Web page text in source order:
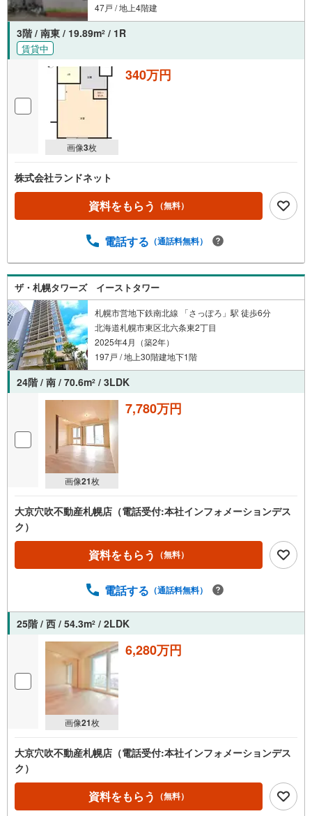
47戸 / 地上4階建
3階 / 南東 / 19.89m2 / 1R
賃貸中
画像3枚
340万円
株式会社ランドネット
資料をもらう （無料）
電話する （通話料無料）
ザ・札幌タワーズ イーストタワー
札幌市営地下鉄南北線 「さっぽろ」駅 徒歩6分
北海道札幌市東区北六条東2丁目
2025年4月（築2年）
197戸 / 地上30階建地下1階
24階 / 南 / 70.6m2 / 3LDK
画像21枚
7,780万円
大京穴吹不動産札幌店（電話受付:本社インフォメーションデス
ク）
資料をもらう （無料）
電話する （通話料無料）
25階 / 西 / 54.3m2 / 2LDK
画像21枚
6,280万円
大京穴吹不動産札幌店（電話受付:本社インフォメーションデス
ク）
資料をもらう （無料）